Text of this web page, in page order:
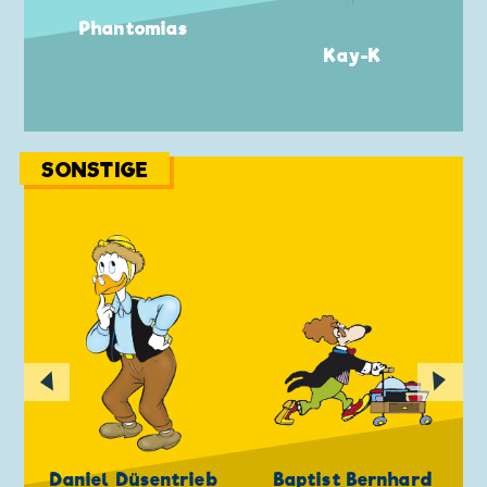
Phantomias
Kay-K
SONSTIGE
Daniel Düsentrieb Baptist Bernhard
◀ ▶